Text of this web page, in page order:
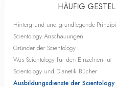
HÄUFIG
Hintergrund und grundlegende
Scientology Anschauungen
Gründer der Scientology
Was Scientology für den Einzelnen tut
Scientology und Dianetik Bücher
Ausbildungsdienste der